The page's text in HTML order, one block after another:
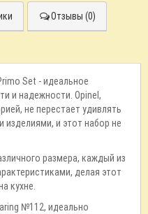
Отзывы (0)
Set - идеальное
и надежности. Opinel,
не перестает удивлять
и этот набор не
размера, каждый из
делая этот
кухне.
№112, идеально